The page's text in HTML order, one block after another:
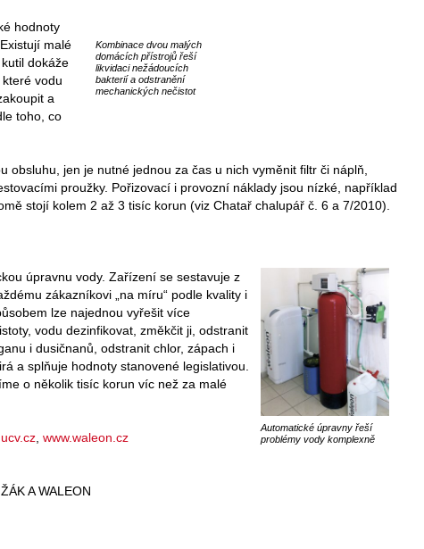
Kombinace dvou malých
domácích přístrojů řeší
likvidaci nežádoucích
bakterií a odstranění
mechanických nečistot
hodnoty
malé
dokáže
vodu
a
toho, co
obsluhu, jen je nutné jednou za čas u nich vyměnit filtr či náplň,
proužky. Pořizovací i provozní náklady jsou nízké, například
stojí kolem 2 až 3 tisíc korun (viz Chatař chalupář č. 6 a 7/2010).
Automatické úpravny řeší
problémy vody komplexně
úpravnu vody. Zařízení se sestavuje z
zákazníkovi „na míru“ podle kvality i
lze najednou vyřešit více
vodu dezinfikovat, změkčit ji, odstranit
i dusičnanů, odstranit chlor, zápach i
a splňuje hodnoty stanovené legislativou.
o několik tisíc korun víc než za malé
www.waleon.cz
A WALEON